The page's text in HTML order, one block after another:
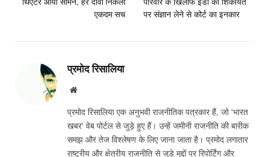
एकदम सच
पर संज्ञान लेने से कोर्ट का इनकार
प्रमोद रिसालिया
Website
प्रमोद रिसालिया एक अनुभवी राजनीतिक पत्रकार हैं, जो 'भारत
खबर' वेब पोर्टल से जुड़े हुए हैं। उन्हें जमीनी राजनीति की बारीक
समझ और तेज विश्लेषण के लिए जाना जाता है। प्रमोद लगातार
राष्ट्रीय और क्षेत्रीय राजनीति से जुड़े मुद्दों पर रिपोर्टिंग और